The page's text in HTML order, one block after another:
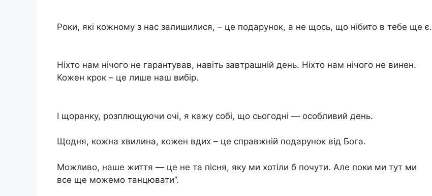
Роки, які кожному з нас залишилися, – це подарунок, а не щось, що нібито в тебе ще є.
Ніхто нам нічого не гарантував, навіть завтрашній день. Ніхто нам нічого не винен.
Кожен крок – це лише наш вибір.
І щоранку, розплющуючи очі, я кажу собі, що сьогодні — особливий день.
Щодня, кожна хвилина, кожен вдих – це справжній подарунок від Бога.
Можливо, наше життя — це не та пісня, яку ми хотіли б почути. Але поки ми тут ми
все ще можемо танцювати”.